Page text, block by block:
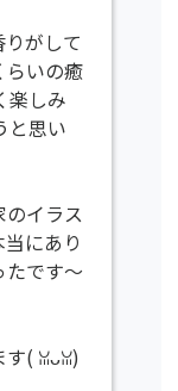
がして
らいの癒
楽しみ
と思い
のイラス
にあり
です〜
( ꈍᴗꈍ)